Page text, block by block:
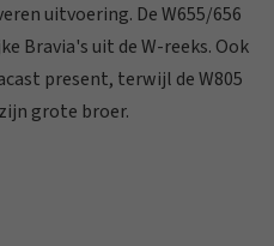
uitvoering. De W655/656
Bravia's uit de W-reeks. Ook
present, terwijl de W805
grote broer.